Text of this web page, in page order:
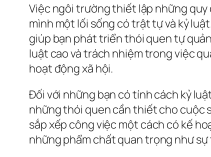
Việc ngôi trường thiết lập những quy
mình một lối sống có trật tự và kỷ
giúp bạn phát triển thói quen tự
luật cao và trách nhiệm trong việc
hoạt động xã hội.
Đối với những bạn có tính cách kỷ
những thói quen cần thiết cho cuộc
sắp xếp công việc một cách có kế
những phẩm chất quan trọng như